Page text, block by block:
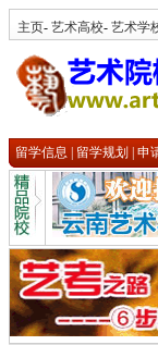
主页- 艺术高校- 艺术学
留学信息 留学规划 申